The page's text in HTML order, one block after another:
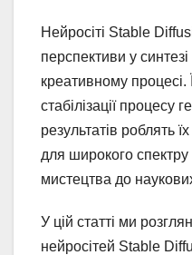
Нейросіті Stable
перспективи у
креативному процесі.
стабілізації процесу
результатів роблять
для широкого спектру
мистецтва до
У цій статті ми
нейросітей Stable